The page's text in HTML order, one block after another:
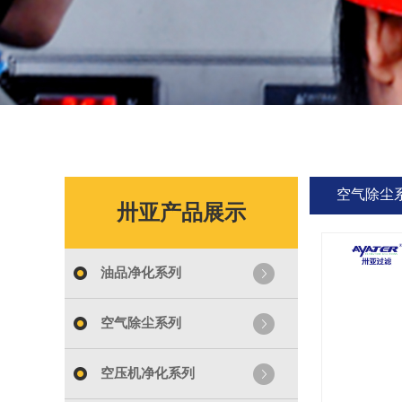
卅亚产品展示
油品净化系列
空气除尘系列
空压机净化系列
空气除尘